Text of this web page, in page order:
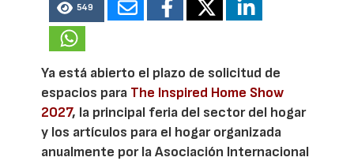
549
Ya está abierto el plazo de solicitud de
espacios para The Inspired Home Show
2027, la principal feria del sector del hogar
y los artículos para el hogar organizada
anualmente por la Asociación Internacional